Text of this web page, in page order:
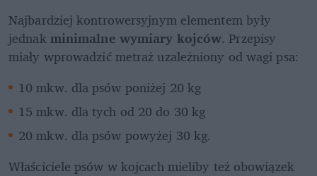
Najbardziej kontrowersyjnym elementem były
jednak minimalne wymiary kojców. Przepisy
miały wprowadzić metraż uzależniony od wagi psa:
10 mkw. dla psów poniżej 20 kg
15 mkw. dla tych od 20 do 30 kg
20 mkw. dla psów powyżej 30 kg.
Właściciele psów w kojcach mieliby też obowiązek